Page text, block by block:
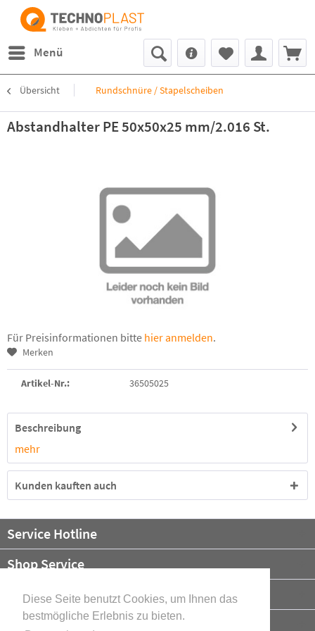
Diese Seite benutzt Cookies, um Ihnen das
bestmögliche Erlebnis zu bieten.
Menü
Übersicht Rundschnüre / Stapelscheiben
Abstandhalter PE 50x50x25 mm/2.016 St.
Für Preisinformationen bitte hier anmelden.
Merken
Artikel-Nr.: 36505025
Beschreibung
mehr
Kunden kauften auch
Service Hotline
Shop Service
Informationen
Newsletter